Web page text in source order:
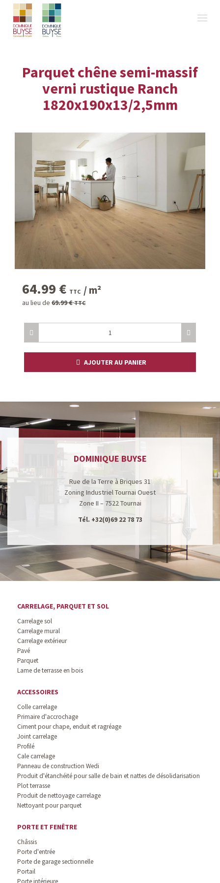
Parquet chêne semi-massif
verni rustique Ranch
1820x190x13/2,5mm
64.99 € TTC / m²
au lieu de 69.99€ TTC
AJOUTER AU PANIER
DOMINIQUE BUYSE
Rue de la Terre à Briques 31
Zoning Industriel Tournai Ouest
Zone II – 7522 Tournai
Tél. +32(0)69 22 78 73
CARRELAGE, PARQUET ET SOL
Carrelage sol
Carrelage mural
Carrelage extérieur
Pavé
Parquet
Lame de terrasse en bois
ACCESSOIRES
Colle carrelage
Primaire d'accrochage
Ciment pour chape, enduit et ragréage
Joint carrelage
Profilé
Cale carrelage
Panneau de construction Wedi
Produit d'étanchéité pour salle de bain et nattes de désolidarisation
Plot terrasse
Produit de nettoyage carrelage
Nettoyant pour parquet
PORTE ET FENÊTRE
Châssis
Porte d'entrée
Porte de garage sectionnelle
Portail
Porte intérieure